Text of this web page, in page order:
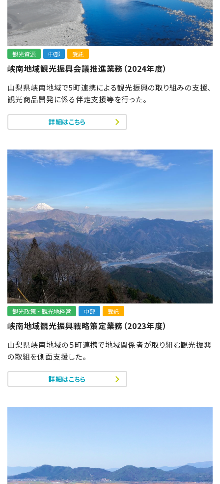
観光資源 中部 受託
峡南地域観光振興会議推進業務（2024年度）
山梨県峡南地域で5町連携による観光振興の取り組みの支援、
観光商品開発に係る伴走支援等を行った。
詳細はこちら
観光政策・観光地経営 中部 受託
峡南地域観光振興戦略策定業務（2023年度）
山梨県峡南地域の５町連携で地域関係者が取り組む観光振興
の取組を側面支援した。
詳細はこちら